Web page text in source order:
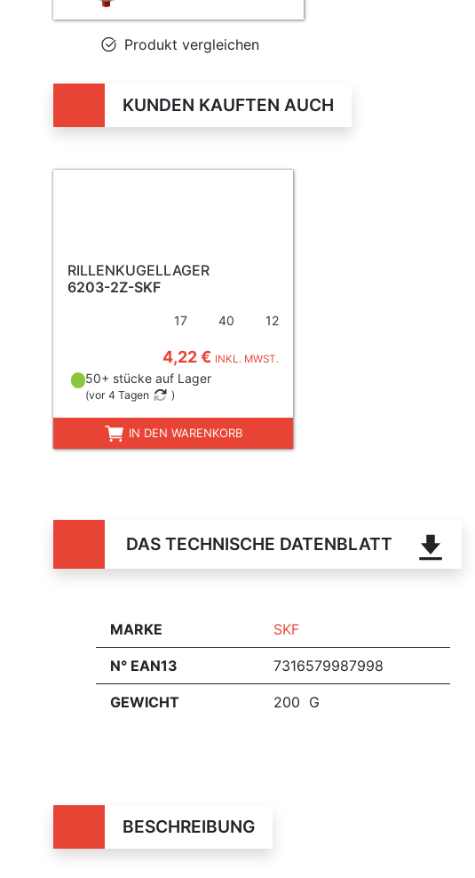
Produkt vergleichen
KUNDEN KAUFTEN AUCH
RILLENKUGELLAGER
6203-2Z-SKF
17 40 12
4,22 € INKL. MWST.
50+ stücke auf Lager
(vor 4 Tagen )
IN DEN WARENKORB
DAS TECHNISCHE DATENBLATT
MARKE SKF
N° EAN13 7316579987998
GEWICHT 200 G
BESCHREIBUNG